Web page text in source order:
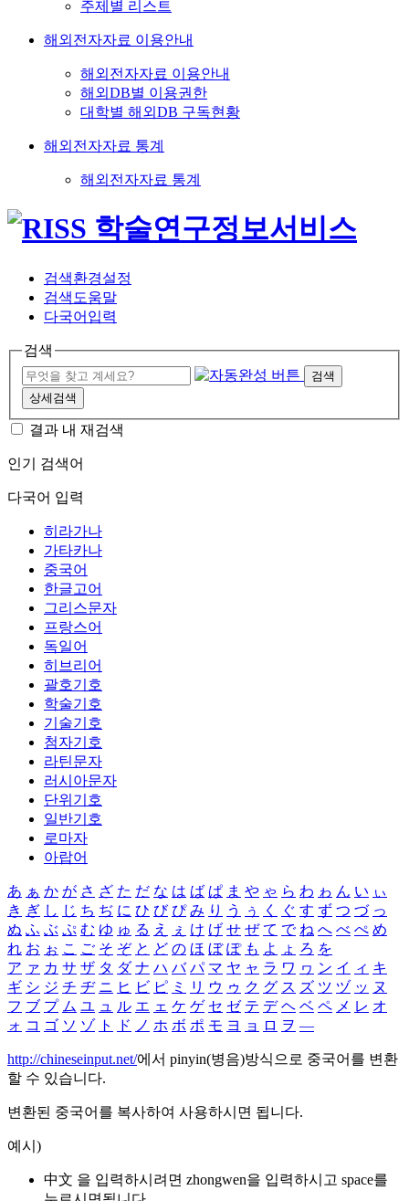
주제별 리스트
해외전자자료 이용안내
해외전자자료 이용안내
해외DB별 이용권한
대학별 해외DB 구독현황
해외전자자료 통계
해외전자자료 통계
검색환경설정
검색도움말
다국어입력
검색
검색
상세검색
결과 내 재검색
인기 검색어
다국어 입력
히라가나
가타카나
중국어
한글고어
그리스문자
프랑스어
독일어
히브리어
괄호기호
학술기호
기술기호
첨자기호
라틴문자
러시아문자
단위기호
일반기호
로마자
아랍어
あ ぁ か が さ ざ た だ な は ば ぱ ま や ゃ ら わ ゎ ん い ぃ
き ぎ し じ ち ぢ に ひ び ぴ み り う ぅ く ぐ す ず つ づ っ
ぬ ふ ぶ ぷ む ゆ ゅ る え ぇ け げ せ ぜ て で ね へ べ ぺ め
れ お ぉ こ ご そ ぞ と ど の ほ ぼ ぽ も よ ょ ろ を
ア ァ カ サ ザ タ ダ ナ ハ バ パ マ ヤ ャ ラ ワ ヮ ン イ ィ キ
ギ シ ジ チ ヂ ニ ヒ ビ ピ ミ リ ウ ゥ ク グ ス ズ ツ ヅ ッ ヌ
フ ブ プ ム ユ ュ ル エ ェ ケ ゲ セ ゼ テ デ ヘ ベ ペ メ レ オ
ォ コ ゴ ソ ゾ ト ド ノ ホ ボ ポ モ ヨ ョ ロ ヲ ―
http://chineseinput.net/에서 pinyin(병음)방식으로 중국어를 변환
할 수 있습니다.
변환된 중국어를 복사하여 사용하시면 됩니다.
예시)
中文 을 입력하시려면 zhongwen을 입력하시고 space를